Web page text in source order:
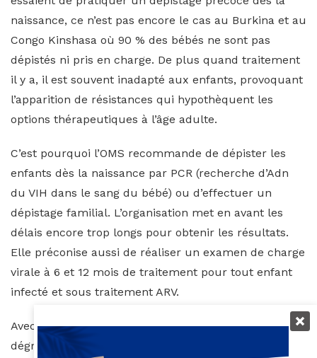
naissance, ce n’est pas encore le cas au Burkina et au
Congo Kinshasa où 90 % des bébés ne sont pas
dépistés ni pris en charge. De plus quand traitement
il y a, il est souvent inadapté aux enfants, provoquant
l’apparition de résistances qui hypothèquent les
options thérapeutiques à l’âge adulte.
C’est pourquoi l’OMS recommande de dépister les
enfants dès la naissance par PCR (recherche d’Adn
du VIH dans le sang du bébé) ou d’effectuer un
dépistage familial. L’organisation met en avant les
délais encore trop longs pour obtenir les résultats.
Elle préconise aussi de réaliser un examen de charge
virale à 6 et 12 mois de traitement pour tout enfant
infecté et sous traitement ARV.
Avec l’apparition de la COVID, la situation s’est encore
dégradé et le rapport Sidaction confirme la difficulté